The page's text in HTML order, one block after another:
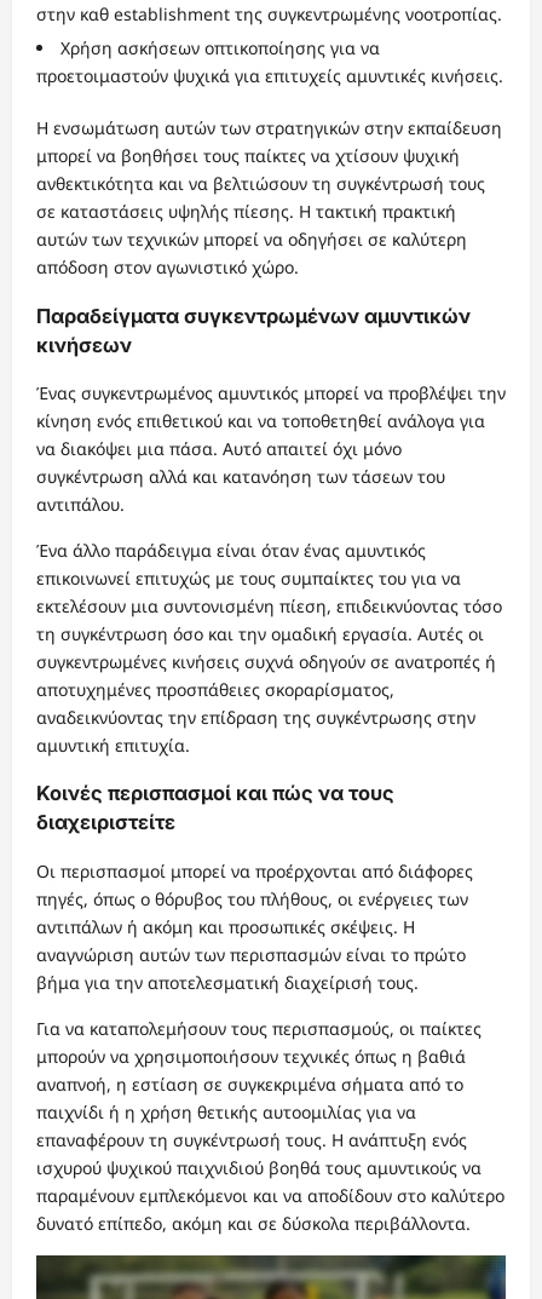
στην καθ establishment της συγκεντρωμένης νοοτροπίας.
Χρήση ασκήσεων οπτικοποίησης για να
προετοιμαστούν ψυχικά για επιτυχείς αμυντικές κινήσεις.
Η ενσωμάτωση αυτών των στρατηγικών στην εκπαίδευση
μπορεί να βοηθήσει τους παίκτες να χτίσουν ψυχική
ανθεκτικότητα και να βελτιώσουν τη συγκέντρωσή τους
σε καταστάσεις υψηλής πίεσης. Η τακτική πρακτική
αυτών των τεχνικών μπορεί να οδηγήσει σε καλύτερη
απόδοση στον αγωνιστικό χώρο.
Παραδείγματα συγκεντρωμένων αμυντικών
κινήσεων
Ένας συγκεντρωμένος αμυντικός μπορεί να προβλέψει την
κίνηση ενός επιθετικού και να τοποθετηθεί ανάλογα για
να διακόψει μια πάσα. Αυτό απαιτεί όχι μόνο
συγκέντρωση αλλά και κατανόηση των τάσεων του
αντιπάλου.
Ένα άλλο παράδειγμα είναι όταν ένας αμυντικός
επικοινωνεί επιτυχώς με τους συμπαίκτες του για να
εκτελέσουν μια συντονισμένη πίεση, επιδεικνύοντας τόσο
τη συγκέντρωση όσο και την ομαδική εργασία. Αυτές οι
συγκεντρωμένες κινήσεις συχνά οδηγούν σε ανατροπές ή
αποτυχημένες προσπάθειες σκοραρίσματος,
αναδεικνύοντας την επίδραση της συγκέντρωσης στην
αμυντική επιτυχία.
Κοινές περισπασμοί και πώς να τους
διαχειριστείτε
Οι περισπασμοί μπορεί να προέρχονται από διάφορες
πηγές, όπως ο θόρυβος του πλήθους, οι ενέργειες των
αντιπάλων ή ακόμη και προσωπικές σκέψεις. Η
αναγνώριση αυτών των περισπασμών είναι το πρώτο
βήμα για την αποτελεσματική διαχείρισή τους.
Για να καταπολεμήσουν τους περισπασμούς, οι παίκτες
μπορούν να χρησιμοποιήσουν τεχνικές όπως η βαθιά
αναπνοή, η εστίαση σε συγκεκριμένα σήματα από το
παιχνίδι ή η χρήση θετικής αυτοομιλίας για να
επαναφέρουν τη συγκέντρωσή τους. Η ανάπτυξη ενός
ισχυρού ψυχικού παιχνιδιού βοηθά τους αμυντικούς να
παραμένουν εμπλεκόμενοι και να αποδίδουν στο καλύτερο
δυνατό επίπεδο, ακόμη και σε δύσκολα περιβάλλοντα.